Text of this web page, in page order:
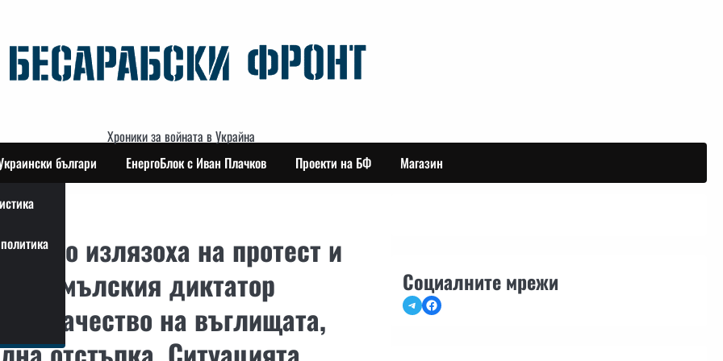
Хроники за войната в Украйна
българи ЕнергоБлок с Иван Плачков Проекти на БФ Магазин
излязоха на протест и
кремълския диктатор
качество на въглищата,
Социалните мрежи
TelegramFacebook